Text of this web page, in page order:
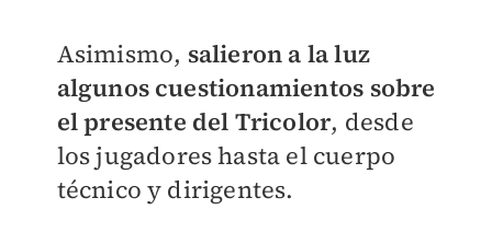
Asimismo, salieron a la luz
algunos cuestionamientos sobre
el presente del Tricolor, desde
los jugadores hasta el cuerpo
técnico y dirigentes.